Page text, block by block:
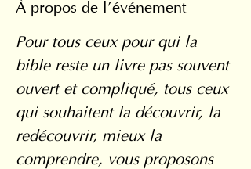
À propos de l'événement
Pour tous ceux pour qui la
bible reste un livre pas souvent
ouvert et compliqué, tous ceux
qui souhaitent la découvrir, la
redécouvrir, mieux la
comprendre, vous proposons